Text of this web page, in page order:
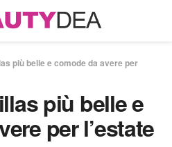
più belle e comode da avere per
più belle e
per l’estate